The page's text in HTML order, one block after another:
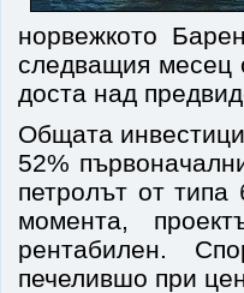
норвежкото
следващия месец
доста над
Общата
52%
петролът от
момента,
рентабилен.
печелившо при